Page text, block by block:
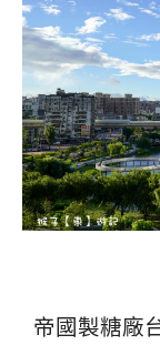
帝國製糖廠